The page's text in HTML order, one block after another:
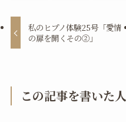
私のヒプノ体験25号「愛情
の扉を開くその②」
この記事を書いた人